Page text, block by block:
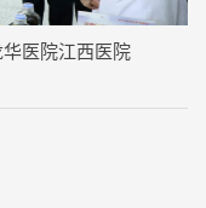
医院江西医院